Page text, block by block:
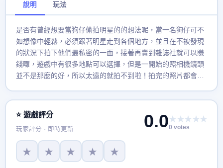
說明 玩法
是否有曾經想要當狗仔偷拍明星的的想法呢，當一名狗仔可不
如想像中輕鬆，必須跟著明星走到各個地方，並且在不被發現
的狀況下拍下他們最私密的一面，接著再賣到雜誌社就可以賺
錢囉，遊戲中有很多地點可以選擇，但是一開始的照相機鏡頭
並不是那麼的好，所以太遠的就拍不到啦！拍完的照片都會儲
STORE 相機配件品店去買廣角鏡頭或是其他東西來提昇你相
機的性能唷，在偷拍時要小心保鏢，被抓到３次可就輸了喔。
⭐ 遊戲評分
玩家評分 · 即時更新 0.0★★★★★
0 votes
★ ★ ★ ★ ★